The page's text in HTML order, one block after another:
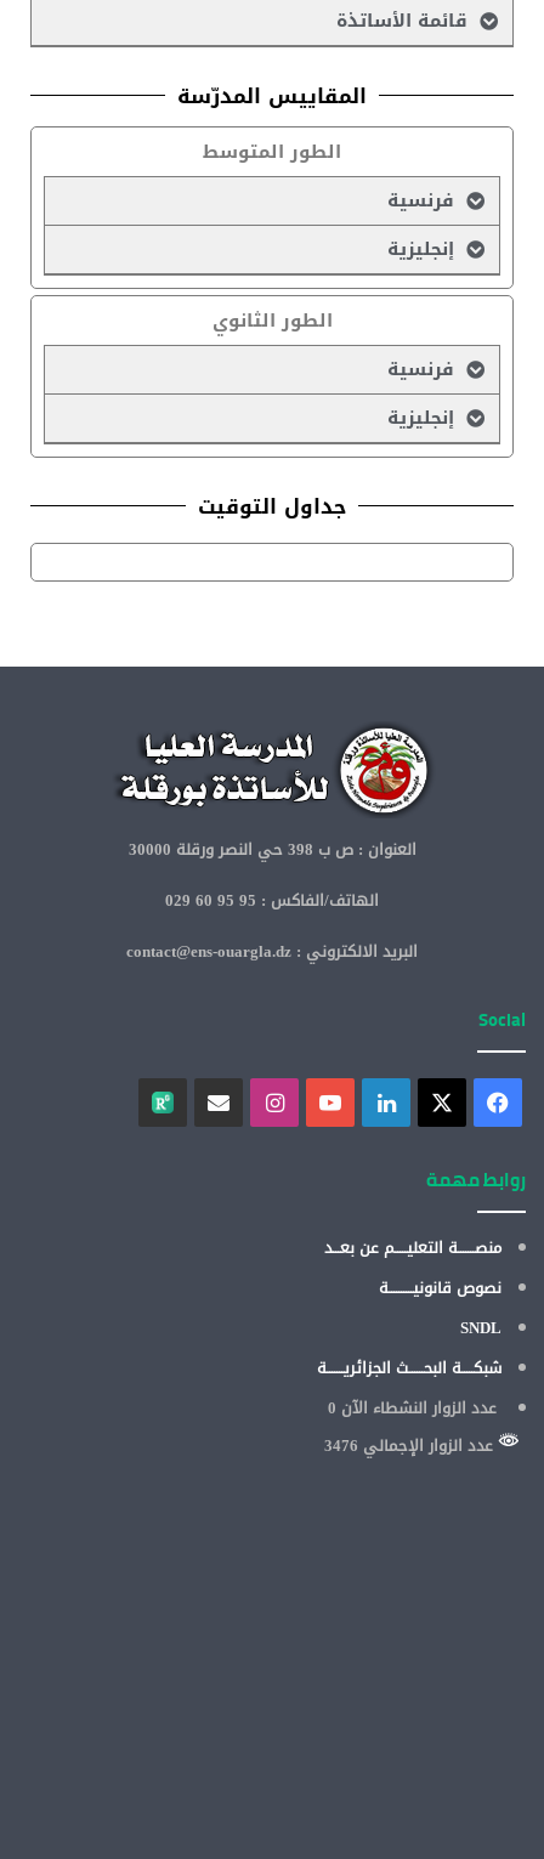
قائمة الأساتذة
المقاييس المدرّسة
الطور المتوسط
فرنسية
إنجليزية
الطور الثانوي
فرنسية
إنجليزية
جداول التوقيت
العنوان : ص ب 398 حي النصر ورقلة 30000
الهاتف/الفاكس : 95 95 60 029
البريد الالكتروني : contact@ens-ouargla.dz
Social
روابط مهمة
منصـــــــة التعليـــــم عن بعـــد
نصوص قانونيــــــــــة
SNDL
شبكـــــة البحــــــث الجزائريـــــــة
عدد الزوار النشطاء الآن
عدد الزوار الإجمالي 3476